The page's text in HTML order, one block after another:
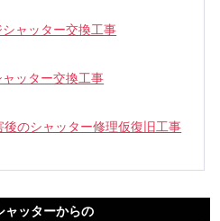
ャッター交換工事
ッター交換工事
のシャッター修理仮復旧工事
ャッターからの